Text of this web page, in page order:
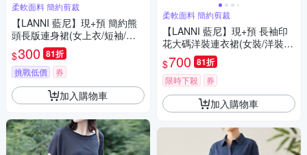
柔軟面料 簡約剪裁
【LANNI 藍尼】現+預 簡約熊
頭長版連身裙(女上衣/短袖/休
閒)
$300 81折
挑戰低價 券
加入購物車
柔軟面料 簡約剪裁
【LANNI 藍尼】現+預 長袖印
花大碼洋裝連衣裙(女裝/洋裝/
套裝/連身裙)
$700 81折
限時下殺 券
加入購物車